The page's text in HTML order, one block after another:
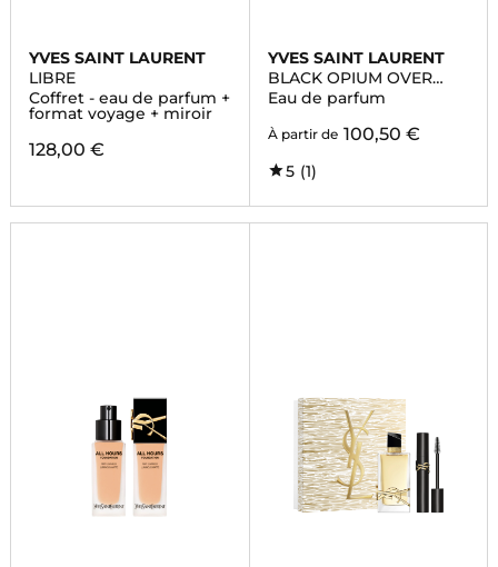
YVES SAINT LAURENT
LIBRE
Coffret - eau de parfum +
format voyage + miroir
128,00 €
YVES SAINT LAURENT
BLACK OPIUM OVER
RED
Eau de parfum
À partir de 100,50 €
5 (1)